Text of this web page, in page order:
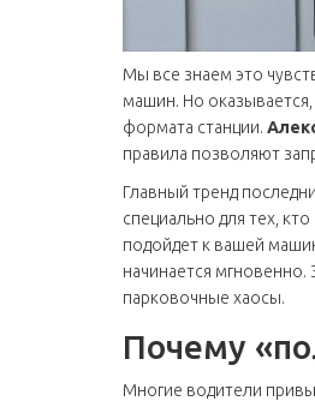
Мы все знаем это
машин. Но
формата станции.
правила позволяют
Главный тренд
специально для тех,
подойдет к вашей
начинается мгновенно.
парковочные хаосы.
Почему
Многие водители